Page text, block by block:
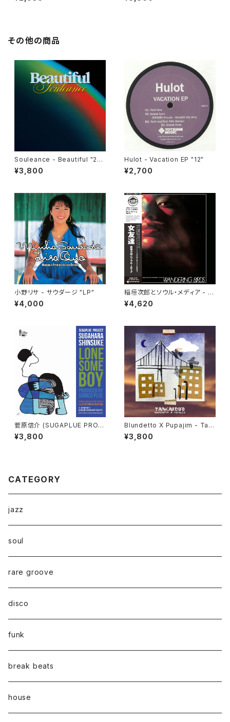
その他の商品
Souleance - Beautiful "2L
P"
¥3,800
Hulot - Vacation EP "12"
¥2,700
小野リサ - サウダージ "LP"
¥4,000
稲垣次郎とソウル・メディア - W
andering Birds 女友達 "LP"
¥4,620
菅原信介 (SUGAPLUE PROJ
ECT) - LONESOME BOY
"7"
¥3,800
Blundetto X Pupajim - Tan
cardub "LP"
¥3,800
CATEGORY
jazz
soul
rare groove
disco
funk
break beats
house